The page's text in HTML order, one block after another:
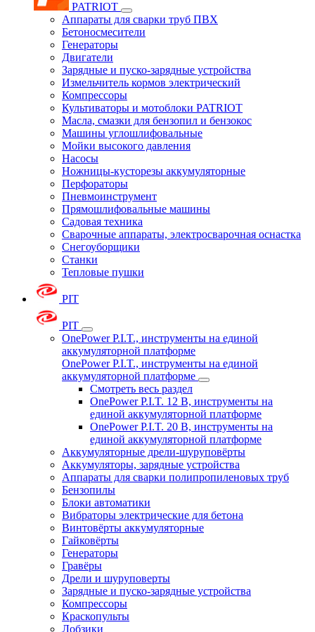
PATRIOT
Аппараты для сварки труб ПВХ
Бетоносмесители
Генераторы
Двигатели
Зарядные и пуско-зарядные устройства
Измельчитель кормов электрический
Компрессоры
Культиваторы и мотоблоки PATRIOT
Масла, смазки для бензопил и бензокос
Машины углошлифовальные
Мойки высокого давления
Насосы
Ножницы-кусторезы аккумуляторные
Перфораторы
Пневмоинструмент
Прямошлифовальные машины
Садовая техника
Сварочные аппараты, электросварочная оснастка
Снегоуборщики
Станки
Тепловые пушки
PIT
PIT
OnePower P.I.T., инструменты на единой
аккумуляторной платформе
OnePower P.I.T., инструменты на единой
аккумуляторной платформе
Смотреть весь раздел
OnePower P.I.T. 12 В, инструменты на
единой аккумуляторной платформе
OnePower P.I.T. 20 В, инструменты на
единой аккумуляторной платформе
Аккумуляторные дрели-шуруповёрты
Аккумуляторы, зарядные устройства
Аппараты для сварки полипропиленовых труб
Бензопилы
Блоки автоматики
Вибраторы электрические для бетона
Винтовёрты аккумуляторные
Гайковёрты
Генераторы
Гравёры
Дрели и шуруповерты
Зарядные и пуско-зарядные устройства
Компрессоры
Краскопульты
Лобзики